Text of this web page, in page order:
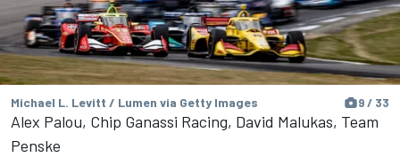
Michael L. Levitt / Lumen via Getty Images 9 / 33
Alex Palou, Chip Ganassi Racing, David Malukas, Team
Penske